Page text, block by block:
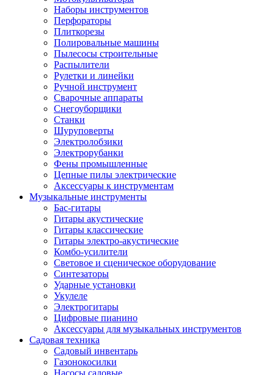
Наборы инструментов
Перфораторы
Плиткорезы
Полировальные машины
Пылесосы строительные
Распылители
Рулетки и линейки
Ручной инструмент
Сварочные аппараты
Снегоуборщики
Станки
Шуруповерты
Электролобзики
Электрорубанки
Фены промышленные
Цепные пилы электрические
Аксессуары к инструментам
Музыкальные инструменты
Бас-гитары
Гитары акустические
Гитары классические
Гитары электро-акустические
Комбо-усилители
Световое и сценическое оборудование
Синтезаторы
Ударные установки
Укулеле
Электрогитары
Цифровые пианино
Аксессуары для музыкальных инструментов
Садовая техника
Садовый инвентарь
Газонокосилки
Насосы садовые